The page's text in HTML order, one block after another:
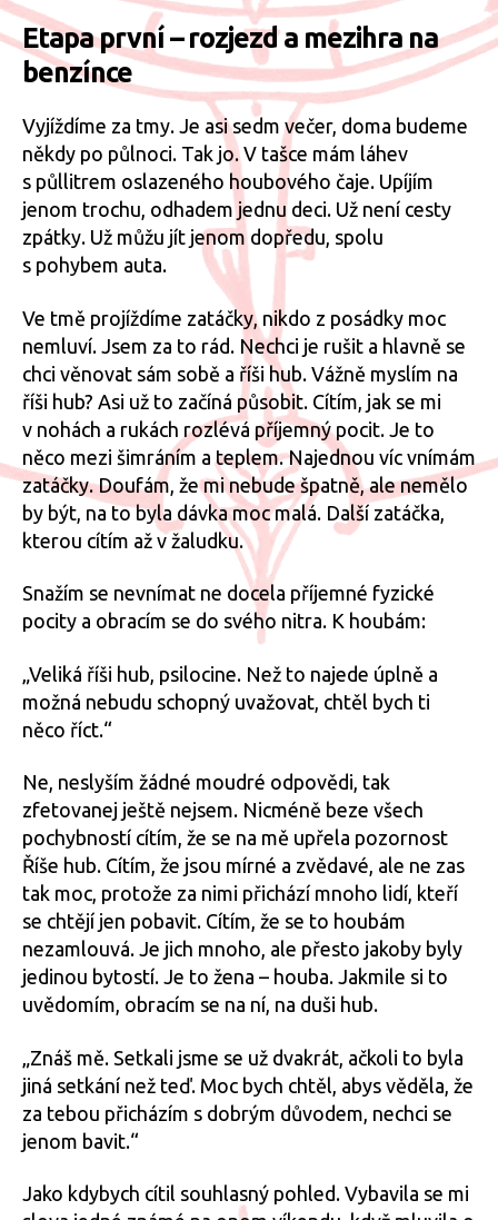
Etapa první – rozjezd a mezihra na
benzínce
Vyjíždíme za tmy. Je asi sedm večer, doma budeme
někdy po půlnoci. Tak jo. V tašce mám láhev
s půllitrem oslazeného houbového čaje. Upíjím
jenom trochu, odhadem jednu deci. Už není cesty
zpátky. Už můžu jít jenom dopředu, spolu
s pohybem auta.
Ve tmě projíždíme zatáčky, nikdo z posádky moc
nemluví. Jsem za to rád. Nechci je rušit a hlavně se
chci věnovat sám sobě a říši hub. Vážně myslím na
říši hub? Asi už to začíná působit. Cítím, jak se mi
v nohách a rukách rozlévá příjemný pocit. Je to
něco mezi šimráním a teplem. Najednou víc vnímám
zatáčky. Doufám, že mi nebude špatně, ale nemělo
by být, na to byla dávka moc malá. Další zatáčka,
kterou cítím až v žaludku.
Snažím se nevnímat ne docela příjemné fyzické
pocity a obracím se do svého nitra. K houbám:
„Veliká říši hub, psilocine. Než to najede úplně a
možná nebudu schopný uvažovat, chtěl bych ti
něco říct.“
Ne, neslyším žádné moudré odpovědi, tak
zfetovanej ještě nejsem. Nicméně beze všech
pochybností cítím, že se na mě upřela pozornost
Říše hub. Cítím, že jsou mírné a zvědavé, ale ne zas
tak moc, protože za nimi přichází mnoho lidí, kteří
se chtějí jen pobavit. Cítím, že se to houbám
nezamlouvá. Je jich mnoho, ale přesto jakoby byly
jedinou bytostí. Je to žena – houba. Jakmile si to
uvědomím, obracím se na ní, na duši hub.
„Znáš mě. Setkali jsme se už dvakrát, ačkoli to byla
jiná setkání než teď. Moc bych chtěl, abys věděla, že
za tebou přicházím s dobrým důvodem, nechci se
jenom bavit.“
Jako kdybych cítil souhlasný pohled. Vybavila se mi